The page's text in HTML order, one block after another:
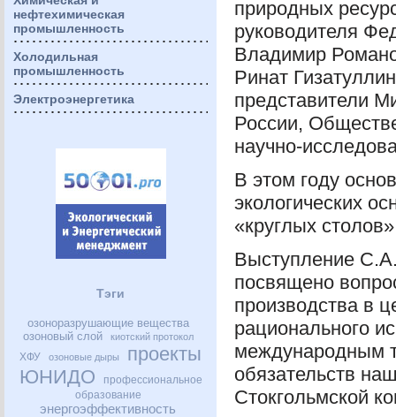
нефтехимическая
промышленность
Холодильная
промышленность
Электроэнергетика
Тэги
озоноразрушающие вещества
озоновый слой
киотский протокол
ХФУ озоновые дыры
проекты
ЮНИДО
профессиональное
образование
энергоэффективность
природных
руководителя
Владимир
Ринат
представители
России,
научно-
В этом году
экологических
«круглых
Выступление
посвящено
производства в
рационального
международным
обязательств
Стокгольмской